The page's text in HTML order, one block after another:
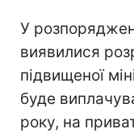
У
виявилися
підвищеної
буде
року, на